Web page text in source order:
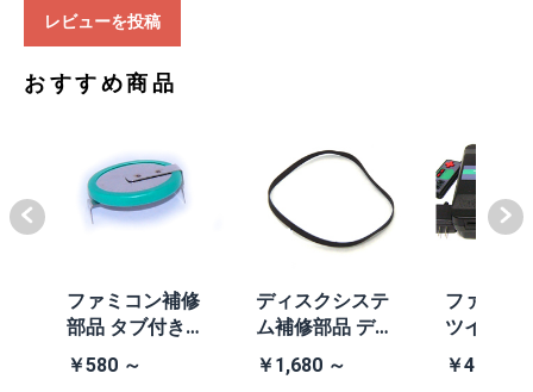
レビューを投稿
おすすめ商品
ファミコン補修
部品 タブ付きコ
イン電池(CR203
2)
￥580 ～
ディスクシステ
ム補修部品 ディ
スクシステム用
交換ベルト
￥1,680 ～
ファミコ
ツインフ
ン本体
黒・連射
￥41,980